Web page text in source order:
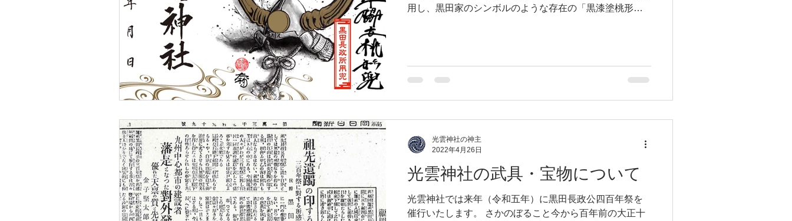
用し、黒田家のシンボルのような存在の「黒漆塗桃形大
光雲神社の武具・宝物について
光雲神社では来年（令和五年）に黒田長政公四百年祭を
催行いたします。 さかのぼること今から百年前の大正十
光雲神社の神主
2022年4月26日